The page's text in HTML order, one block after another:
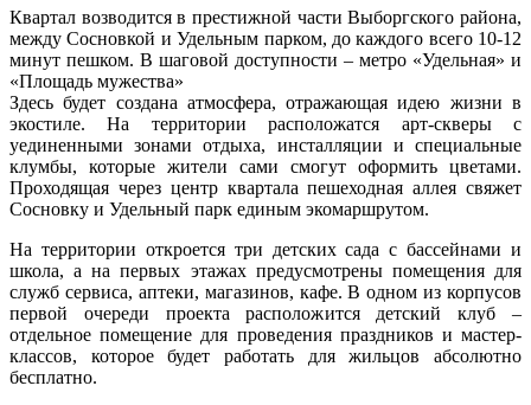
Квартал возводится в престижной части Выборгского района,
между Сосновкой и Удельным парком, до каждого всего 10-12
минут пешком. В шаговой доступности – метро «Удельная» и
«Площадь мужества»
Здесь будет создана атмосфера, отражающая идею жизни в
экостиле. На территории расположатся арт-скверы с
уединенными зонами отдыха, инсталляции и специальные
клумбы, которые жители сами смогут оформить цветами.
Проходящая через центр квартала пешеходная аллея свяжет
Сосновку и Удельный парк единым экомаршрутом.
На территории откроется три детских сада с бассейнами и
школа, а на первых этажах предусмотрены помещения для
служб сервиса, аптеки, магазинов, кафе. В одном из корпусов
первой очереди проекта расположится детский клуб –
отдельное помещение для проведения праздников и мастер-
классов, которое будет работать для жильцов абсолютно
бесплатно.